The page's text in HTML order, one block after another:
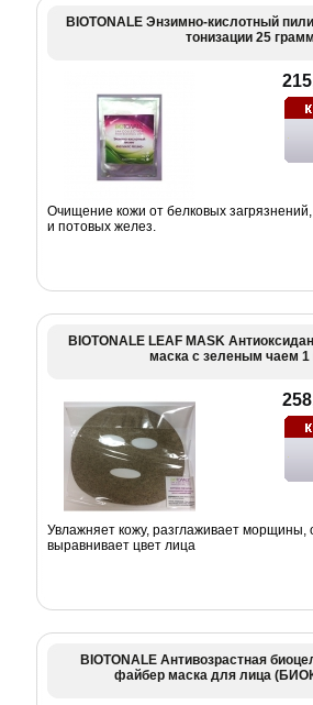
BIOTONALE Энзимно-кислотный
тонизации 25 грамм
Очищение кожи от белковых
и потовых желез.
BIOTONALE LEAF MASK
маска с зеленым чаем 1
Увлажняет кожу, разглаживает морщины,
выравнивает цвет лица
BIOTONALE Антивозрастная
файбер маска для лица